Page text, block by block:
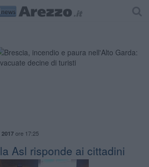
ore 17:25
Asl risponde ai cittadini